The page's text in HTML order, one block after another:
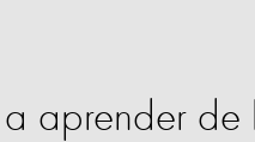
aprender de